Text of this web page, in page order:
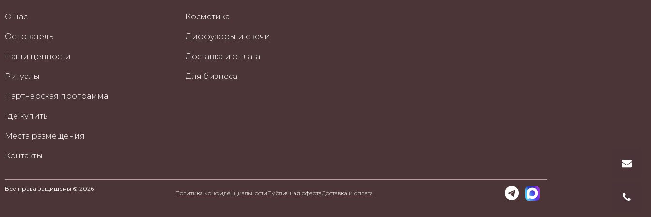
О нас
Основатель
Наши ценности
Ритуалы
Партнерская программа
Где купить
Места размещения
Контакты
Косметика
Диффузоры и свечи
Доставка и оплата
Для бизнеса
Все права защищены © 2026
Политика конфиденциальностиПубличная офертаДоставка и оплата